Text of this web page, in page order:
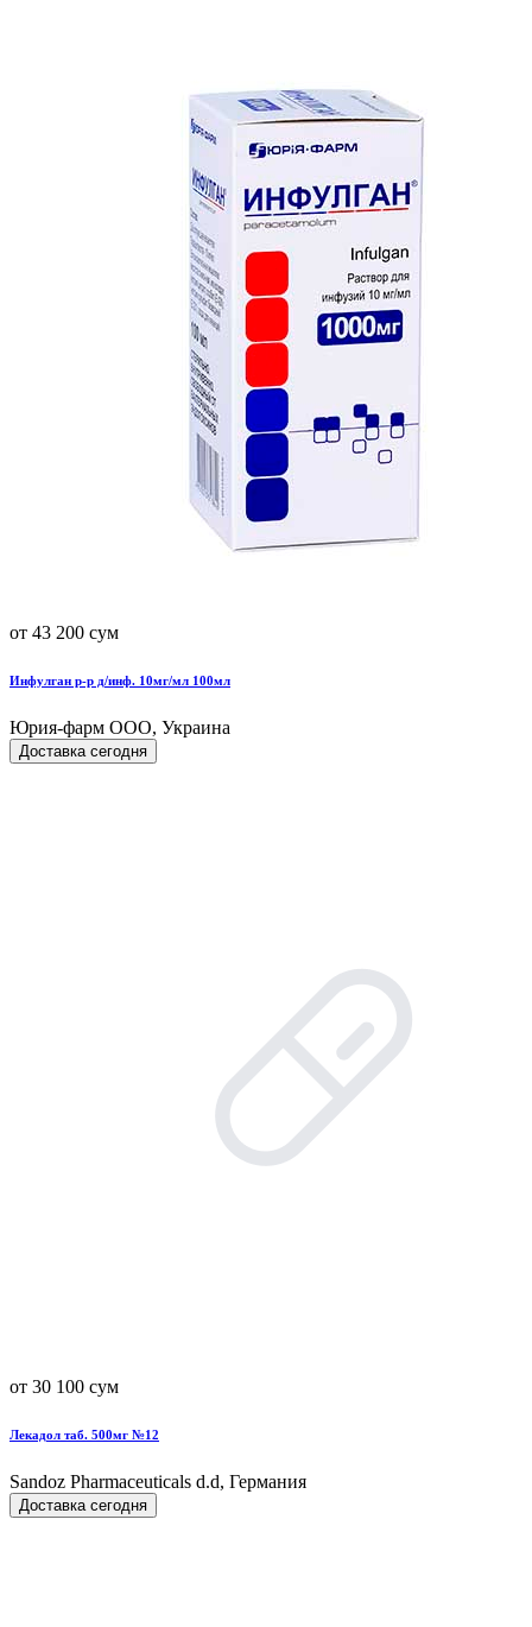
от 43 200 сум
Инфулган р-р д/инф. 10мг/мл 100мл
Юрия-фарм ООО, Украина
Доставка сегодня
от 30 100 сум
Лекадол таб. 500мг №12
Sandoz Pharmaceuticals d.d, Германия
Доставка сегодня